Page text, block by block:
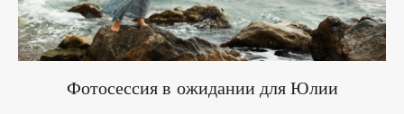
Фотосессия в ожидании для Юлии